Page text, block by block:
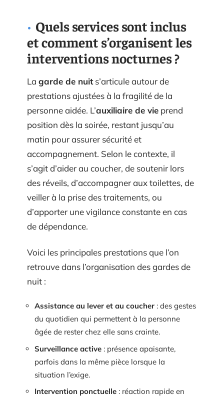
Quels services sont inclus
et comment s’organisent les
interventions nocturnes ?
La garde de nuits’articule autour de
prestations ajustées à la fragilité de la
personne aidée. L’auxiliaire de vie prend
position dès la soirée, restant jusqu’au
matin pour assurer sécurité et
accompagnement. Selon le contexte, il
s’agit d’aider au coucher, de soutenir lors
des réveils, d’accompagner aux toilettes, de
veiller à la prise des traitements, ou
d’apporter une vigilance constante en cas
de dépendance.
Voici les principales prestations que l’on
retrouve dans l’organisation des gardes de
nuit :
Assistance au lever et au coucher : des gestes
du quotidien qui permettent à la personne
âgée de rester chez elle sans crainte.
Surveillance active : présence apaisante,
parfois dans la même pièce lorsque la
situation l’exige.
Intervention ponctuelle : réaction rapide en